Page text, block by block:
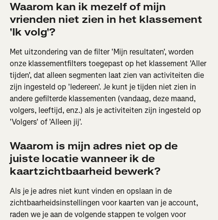
Waarom kan ik mezelf of mijn
vrienden niet zien in het klassement
'Ik volg'?
Met uitzondering van de filter 'Mijn resultaten', worden
onze klassementfilters toegepast op het klassement 'Aller
tijden', dat alleen segmenten laat zien van activiteiten die
zijn ingesteld op 'Iedereen'. Je kunt je tijden niet zien in
andere gefilterde klassementen (vandaag, deze maand,
volgers, leeftijd, enz.) als je activiteiten zijn ingesteld op
'Volgers' of 'Alleen jij'.
Waarom is mijn adres niet op de
juiste locatie wanneer ik de
kaartzichtbaarheid bewerk?
Als je je adres niet kunt vinden en opslaan in de
zichtbaarheidsinstellingen voor kaarten van je account,
raden we je aan de volgende stappen te volgen voor